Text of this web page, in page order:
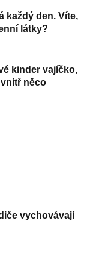
každý den. Víte,
látky?
kinder vajíčko,
něco
vychovávají